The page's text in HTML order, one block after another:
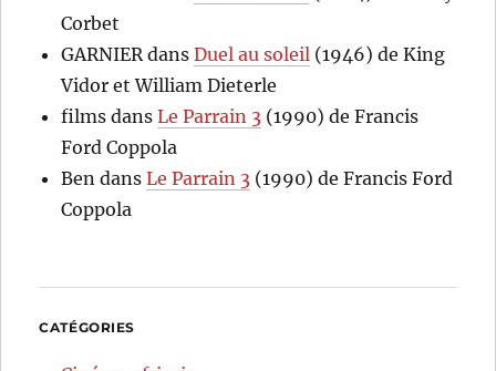
Corbet
GARNIERdansDuel au soleil (1946) de King
Vidor et William Dieterle
films dansLe Parrain 3 (1990) de Francis
Ford Coppola
Ben dansLe Parrain 3 (1990) de Francis Ford
Coppola
CATÉGORIES